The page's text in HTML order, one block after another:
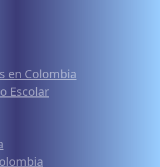
en Colombia
Escolar